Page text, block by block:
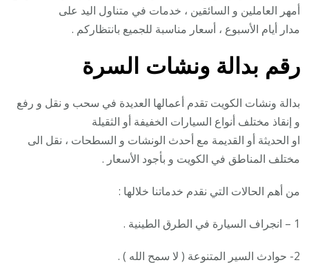
أمهر العاملين و السائقين ، خدمات في متناول اليد على
مدار أيام الأسبوع ، أسعار مناسبة للجميع بانتظاركم .
رقم بدالة ونشات السرة
بدالة ونشات الكويت تقدم أعمالها العديدة في سحب و نقل و رفع
و إنقاذ مختلف أنواع السيارات الخفيفة أو الثقيلة
او الحديثة أو القديمة مع أحدث الونشات و السطحات ، نقل الى
مختلف المناطق في الكويت و بأجود الأسعار .
من أهم الحالات التي نقدم خدماتنا خلالها :
1 – انجراف السيارة في الطرق الطينية .
2- حوادث السير المتنوعة ( لا سمح الله ) .